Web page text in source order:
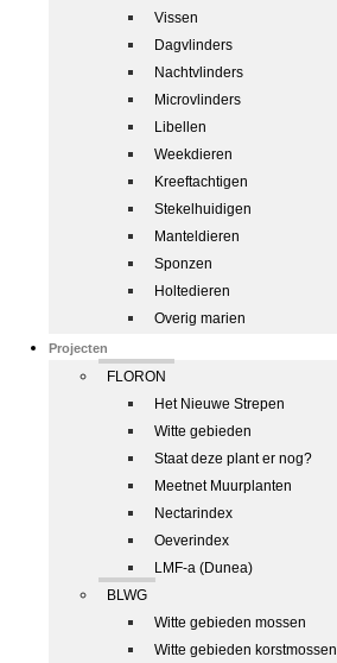
Vissen
Dagvlinders
Nachtvlinders
Microvlinders
Libellen
Weekdieren
Kreeftachtigen
Stekelhuidigen
Manteldieren
Sponzen
Holtedieren
Overig marien
Projecten
FLORON
Het Nieuwe Strepen
Witte gebieden
Staat deze plant er nog?
Meetnet Muurplanten
Nectarindex
Oeverindex
LMF-a (Dunea)
BLWG
Witte gebieden mossen
Witte gebieden korstmossen